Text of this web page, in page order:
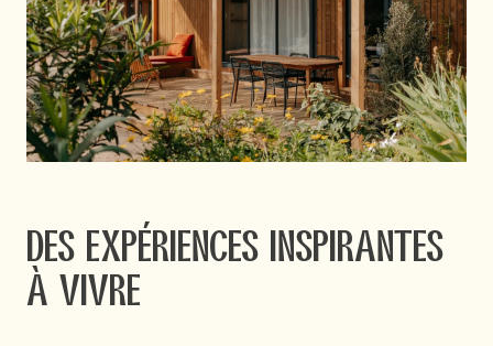
Des expériences inspirantes
à vivre